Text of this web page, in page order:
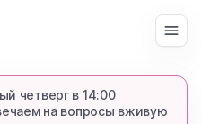
четверг в 14:00
на вопросы вживую
бесплатно